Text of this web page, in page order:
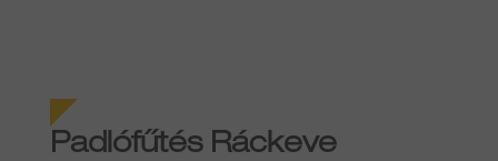
Padlófűtés Ráckeve